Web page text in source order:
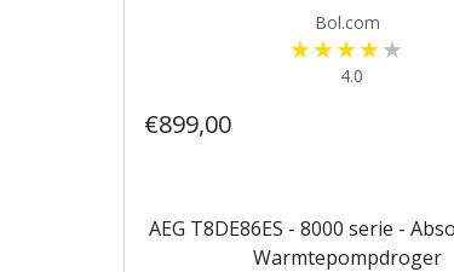
Bol.com
4.0
€899,00
AEG T8DE86ES - 8000 serie -
Warmtepompdroger